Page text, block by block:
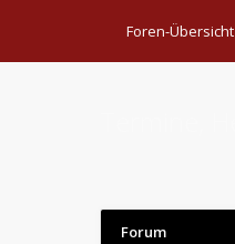
Foren-Übersicht
Forum